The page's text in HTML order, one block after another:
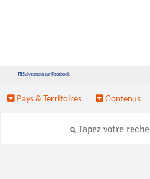
Suivez nous sur Facebook
Pays & Territoires Contenus